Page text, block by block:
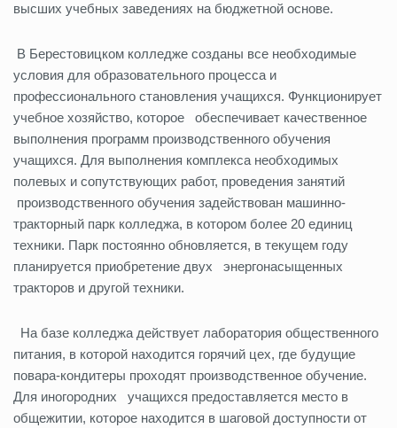
высших учебных заведениях на бюджетной основе.
В Берестовицком колледже созданы все необходимые
условия для образовательного процесса и
профессионального становления учащихся. Функционирует
учебное хозяйство, которое обеспечивает качественное
выполнения программ производственного обучения
учащихся. Для выполнения комплекса необходимых
полевых и сопутствующих работ, проведения занятий
производственного обучения задействован машинно-
тракторный парк колледжа, в котором более 20 единиц
техники. Парк постоянно обновляется, в текущем году
планируется приобретение двух энергонасыщенных
тракторов и другой техники.
На базе колледжа действует лаборатория общественного
питания, в которой находится горячий цех, где будущие
повара-кондитеры проходят производственное обучение.
Для иногородних учащихся предоставляется место в
общежитии, которое находится в шаговой доступности от